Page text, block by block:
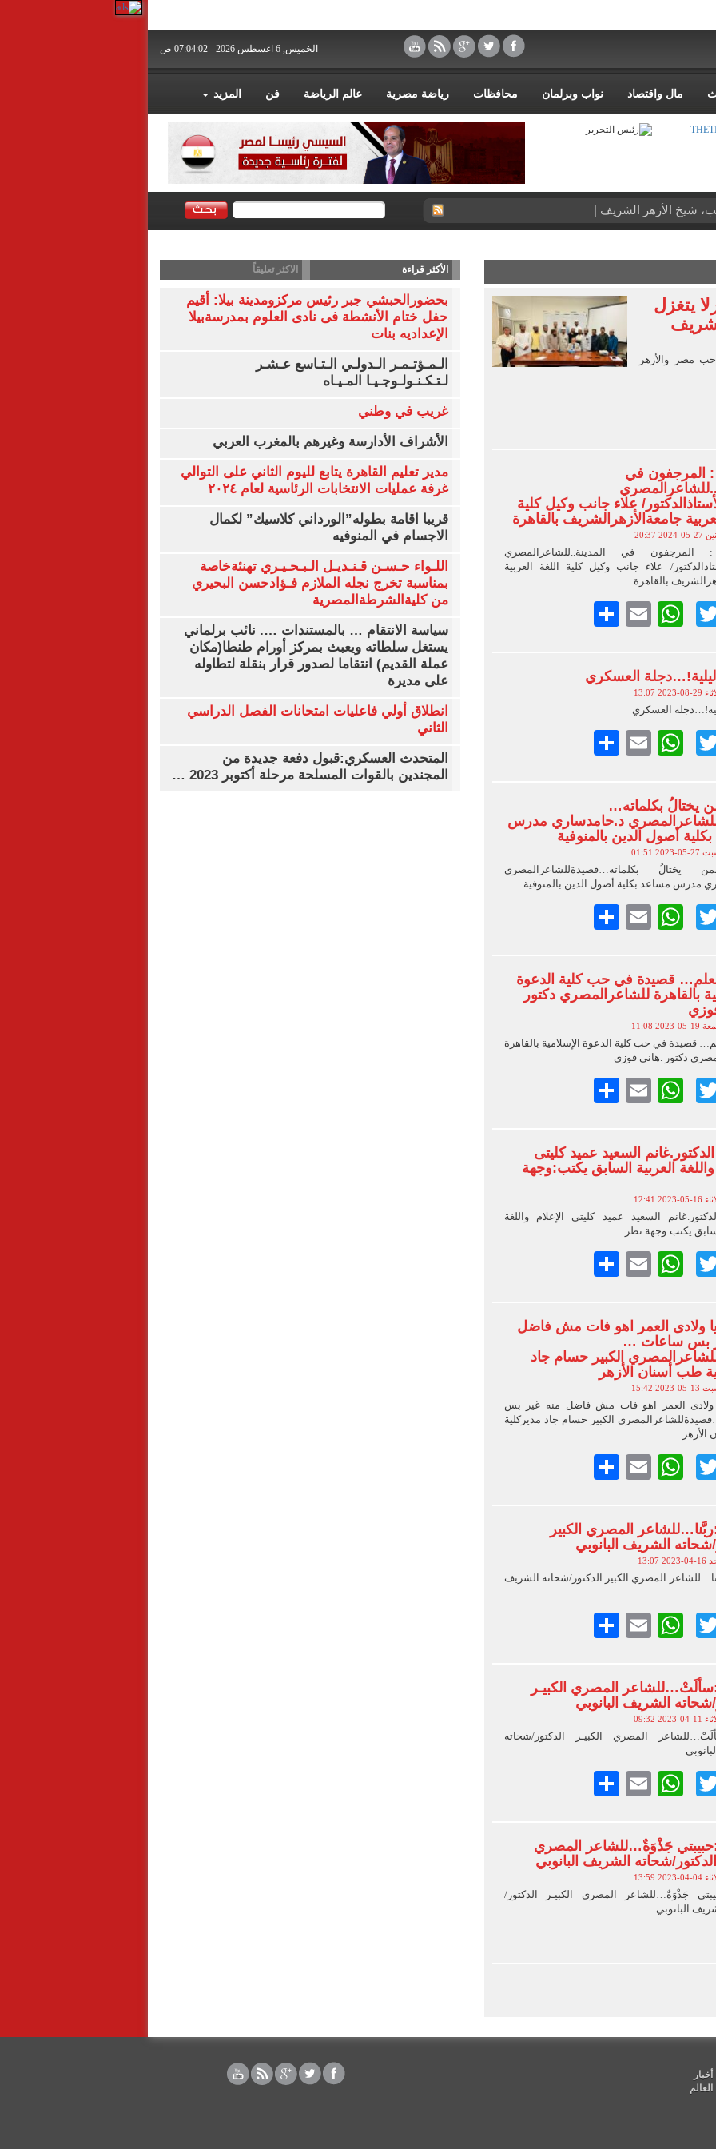
الخميس, 6 اغسطس 2026 - 07:04:03 ص
مال واقتصاد نواب وبرلمان محافظات رياضة مصرية عالم الرياضة فن المزيد
شيخ الأزهر الشريف يستقبل وزير التربية والت |
يتغزل
مصر والأزهر
المرجفون في
علاء جانب وكيل كلية
جامعةالأزهرالشريف بالقاهرة
2024 20:37
المرجفون في المدينة..للشاعرالمصري
علاء جانب وكيل كلية اللغة العربية
بالقاهرة
Twitter
WhatsApp
Email
ليلية!…دجلة العسكري
2023 13:07
العسكري
Twitter
WhatsApp
Email
يختالُ بكلماته…
د.حامدساري مدرس
أصول الدين بالمنوفية
2023 01:51
يختالُ بكلماته…قصيدةللشاعرالمصري
مدرس مساعد بكلية أصول الدين بالمنوفية
Twitter
WhatsApp
Email
قصيدة في حب كلية الدعوة
بالقاهرة للشاعرالمصري دكتور
2023 11:08
قصيدة في حب كلية الدعوة الإسلامية بالقاهرة
دكتور .هاني فوزي
Twitter
WhatsApp
Email
الدكتور.غانم السعيد عميد كليتى
واللغة العربية السابق يكتب:وجهة
05-2023 12:41
السعيد عميد كليتى الإعلام واللغة
يكتب:وجهة نظر
Twitter
WhatsApp
Email
ولادى العمر اهو فات مش فاضل
بس ساعات …
الكبير حسام جاد
طب أسنان الأزهر
2023 15:42
ولادى العمر اهو فات مش فاضل منه غير بس
الكبير حسام جاد مديركلية
Twitter
WhatsApp
Email
المصري الكبير
شحاته الشريف البانوبي
13:07
المصري الكبير الدكتور/شحاته الشريف
Twitter
WhatsApp
Email
المصري الكبيـر
شحاته الشريف البانوبي
2023 09:32
المصري الكبيـر الدكتور/شحاته
Twitter
WhatsApp
Email
جَذْوَةٌ…للشاعر المصري
الدكتور/شحاته الشريف البانوبي
04-2023 13:59
جَذْوَةٌ…للشاعر المصري الكبيـر الدكتور/
البانوبي
الأكثر قراءة الاكثر تعليقاً
بحضورالحبشي جبر رئيس مركزومدينة بيلا: أقيم
حفل ختام الأنشطة فى نادى العلوم بمدرسةبيلا
الإعداديه بنات
الـمـؤتـمـر الـدولـي الـتـاسع عـشـر
لـتـكـنـولـوجـيـا المـيـاه
غريب في وطني
الأشراف الأدارسة وغيرهم بالمغرب العربي
مدير تعليم القاهرة يتابع لليوم الثاني على التوالي
غرفة عمليات الانتخابات الرئاسية لعام ٢٠٢٤
قريبا اقامة بطوله”الورداني كلاسيك” لكمال
الاجسام في المنوفيه
اللـواء حـسـن قـنـديـل الـبـحـيـري تهنئةخاصة
بمناسبة تخرج نجله الملازم فـؤادحسن البحيري
من كليةالشرطةالمصرية
سياسة الانتقام … بالمستندات …. نائب برلماني
يستغل سلطاته ويعبث بمركز أورام طنطا(مكان
عملة القديم) انتقاما لصدور قرار بنقلة لتطاوله
على مديرة
انطلاق أولي فاعليات امتحانات الفصل الدراسي
الثاني
المتحدث العسكري:قبول دفعة جديدة من
المجندين بالقوات المسلحة مرحلة أكتوبر 2023 …
أخبار
العالم